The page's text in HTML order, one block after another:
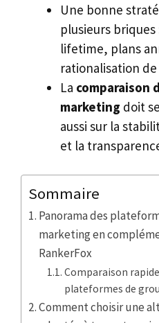
Une bonne
plusieurs
lifetime, plans
rationalisation
La comparaison
marketing doit
aussi sur la
et la
Sommaire
Panorama des
marketing en
RankerFox
Comparaison
plateformes de
Comment choisir une